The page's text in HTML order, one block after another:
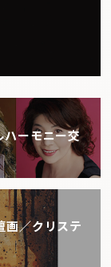
ハーモニー交
画／クリステ